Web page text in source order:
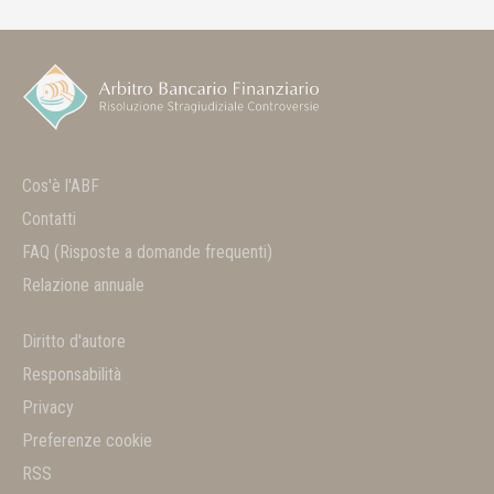
Cos'è l'ABF
Contatti
FAQ (Risposte a domande frequenti)
Relazione annuale
Diritto d'autore
Responsabilità
Privacy
Preferenze cookie
RSS